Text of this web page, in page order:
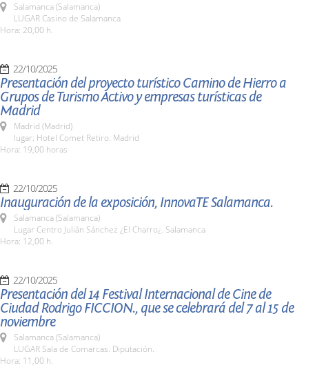
Salamanca (Salamanca)
LUGAR Casino de Salamanca
Hora: 20,00 h.
22/10/2025
Presentación del proyecto turístico Camino de Hierro a
Grupos de Turismo Activo y empresas turísticas de
Madrid
Madrid (Madrid)
lugar: Hotel Comet Retiro. Madrid
Hora: 19,00 horas
22/10/2025
Inauguración de la exposición, InnovaTE Salamanca.
Salamanca (Salamanca)
Lugar Centro Julián Sánchez ¿El Charro¿. Salamanca
Hora: 12,00 h.
22/10/2025
Presentación del 14 Festival Internacional de Cine de
Ciudad Rodrigo FICCION., que se celebrará del 7 al 15 de
noviembre
Salamanca (Salamanca)
LUGAR Sala de Comarcas. Diputación.
Hora: 11,00 h.